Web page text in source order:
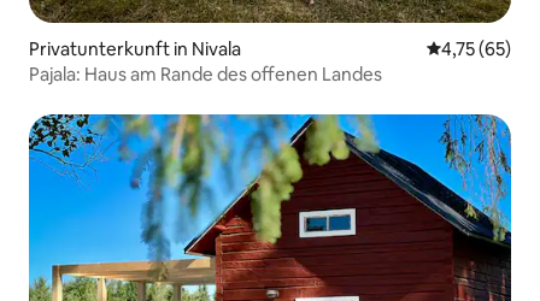
Privatunterkunft in Nivala
4,75 (65)
Pajala: Haus am Rande des offenen Landes